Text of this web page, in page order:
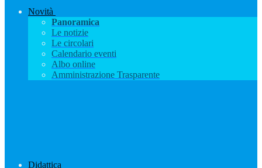
Novità
Panoramica
Le notizie
Le circolari
Calendario eventi
Albo online
Amministrazione Trasparente
Didattica